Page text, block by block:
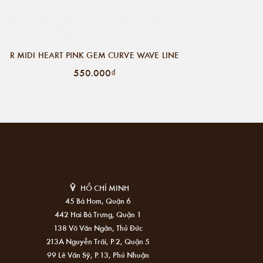
R MIDI HEART PINK GEM CURVE WAVE LINE
550.000₫
HỒ CHÍ MINH
45 Bà Hom, Quận 6
442 Hai Bà Trưng, Quận 1
138 Võ Văn Ngân, Thủ Đức
213A Nguyễn Trãi, P.2, Quận 5
99 Lê Văn Sỹ, P.13, Phú Nhuận